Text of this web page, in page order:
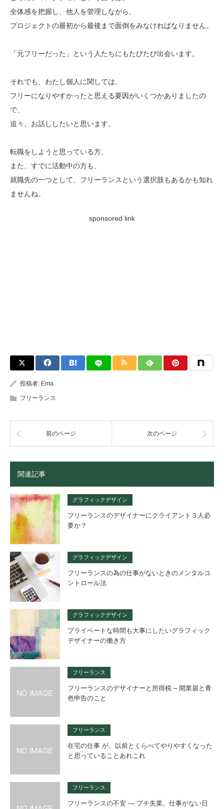
全体感を把握し、他人を管理しながら、
プロジェクトの最初から最後まで面倒をみなければなりません。
「元フリーだった」という人たちにもたびたび出会います。
それでも、わたし個人に関しては、
フリーになりやすかったと思える要因がいくつかありましたの
で、
追々、お話ししたいと思います。
転職をしようと思っている方、
また、すでに活動中の方も、
就職先の一つとして、フリーランスという選択肢もあるかも知れ
ませんね。
sponsored link
投稿者: Ema
フリーランス
前のページ 次のページ
関連記事
グラフィックデザイン
フリーランスのデザイナーにクライアント３人必
要か？
グラフィックデザイン
フリーランスの為の仕事がないときのメンタルコ
ントロール法
グラフィックデザイン
プライベートな時間も大事にしたいグラフィック
デザイナーの働き方
フリーランス
フリーランスのデザイナーと所得税 – 開業届と青
色申告のこと
フリーランス
在宅の仕事 が、以前とくらべてやりやすくなった
と思っていることあれこれ
フリーランス
フリーランスの不安 — プチ失業。仕事がない日